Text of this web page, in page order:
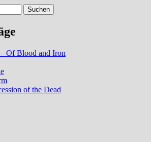
Of Blood and Iron
of the Dead